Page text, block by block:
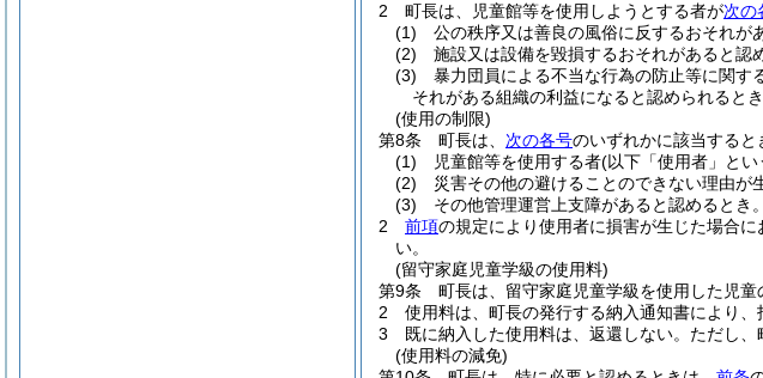
2
町長は、児童館等を使用しようとする者が次の
(1)
公の秩序又は善良の風俗に反するおそれが
(2)
施設又は設備を毀損するおそれがあると認
(3)
暴力団員による不当な行為の防止等に関す
それがある組織の利益になると認められるとき
(使用の制限)
第8条
町長は、 次の各号のいずれかに該当すると
(1)
児童館等を使用する者(以下「使用者」とい
(2)
災害その他の避けることのできない理由が
(3)
その他管理運営上支障があると認めるとき。
2
前項の規定により使用者に損害が生じた場合
い。
(留守家庭児童学級の使用料)
第9条
町長は、留守家庭児童学級を使用した児
2
使用料は、町長の発行する納入通知書により
3
既に納入した使用料は、返還しない。 ただし、
(使用料の減免)